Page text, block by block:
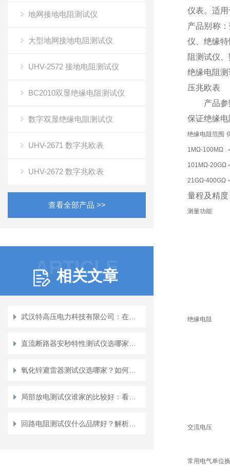
地网接地电阻测试仪
大型地网接地电阻测试仪
UHV-2572 接地电阻测试仪
BC2010双显绝缘电阻测试仪
数字双显绝缘电阻测试仪
UHV-2671 数字兆欧表
UHV-2672 数字兆欧表
查看全部产品 >>
ARTICLE
相关文章
仪表。适
产品别称
仪、绝缘
阻测试仪
绝缘电阻
压兆欧表
产品参
保证绝缘
绝缘电阻范围
1MΩ-100MΩ
101MΩ-20GΩ
21GΩ-400GΩ
量程及精度
测量功能
绝缘电阻
交流电压
常用电气单位